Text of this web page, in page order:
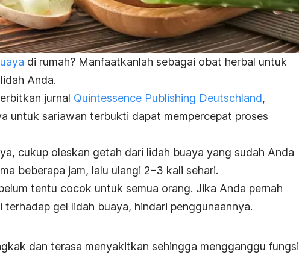
di rumah? Manfaatkanlah sebagai obat herbal untuk
Anda.
jurnal Quintessence Publishing Deutschland,
untuk sariawan terbukti dapat mempercepat proses
cukup oleskan getah dari lidah buaya yang sudah Anda
beberapa jam, lalu ulangi 2–3 kali sehari.
tentu cocok untuk semua orang. Jika Anda pernah
terhadap gel lidah buaya, hindari penggunaannya.
dan terasa menyakitkan sehingga mengganggu fungsi